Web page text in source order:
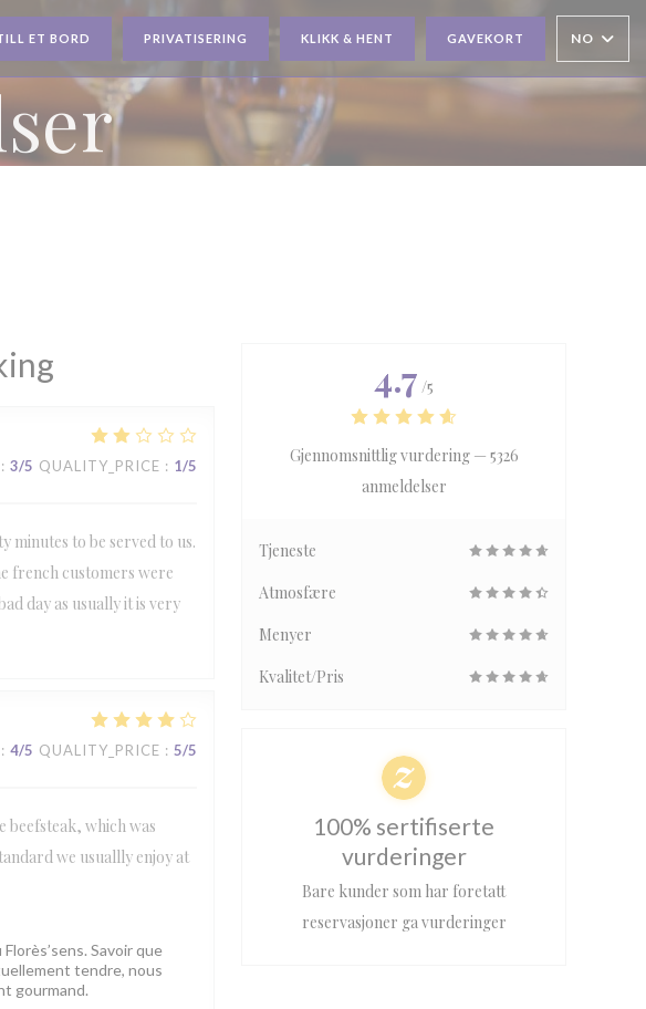
ET BORD PRIVATISERING KLIKK & HENT GAVEKORT NO
: 3/5 QUALITY_PRICE : 1/5
minutes to be served to us.
french customers were
day as usually it is very
: 4/5 QUALITY_PRICE : 5/5
beefsteak, which was
we usuallly enjoy at
Savoir que
tendre, nous
gourmand.
4.7 /5
Gjennomsnittlig vurdering — 5326
anmeldelser
Tjeneste
Atmosfære
Menyer
Kvalitet/Pris
100% sertifiserte
vurderinger
Bare kunder som har foretatt
reservasjoner ga vurderinger